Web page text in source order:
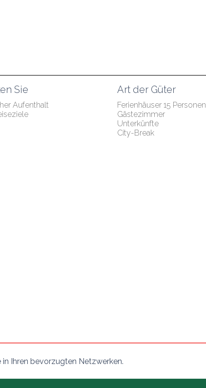
Sie
Aufenthalt
Art der Güter
Ferienhäuser 15 Personen
Gästezimmer
Unterkünfte
City-Break
Ihren bevorzugten Netzwerken.